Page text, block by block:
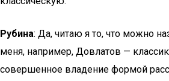
Рубина: Да, читаю я то, что можно
меня, например, Довлатов —
совершенное владение формой